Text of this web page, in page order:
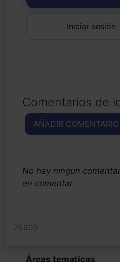
Iniciar sesión
Comentarios de
AÑADIR COMENTARIO
No hay ningun
en comentar
76903
Áreas tematicas